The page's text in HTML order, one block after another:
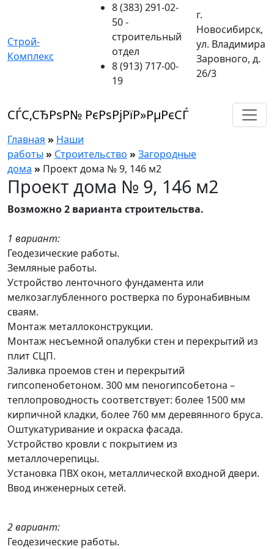
Строй-
Комплекс
8 (383) 291-02-
50-
строительный
отдел
8 (913) 717-00-
19
г.
Новосибирск,
ул. Владимира
Заровного, д.
26/3
СЃС‚СЂРѕР№ РєРѕРјРїР»РµРєСЃ
Главная » Наши
работы » Строительство » Загородные
дома » Проект дома № 9, 146 м2
Проект дома № 9, 146 м2
Возможно 2 варианта строительства.
1 вариант:
Геодезические работы.
Земляные работы.
Устройство ленточного фундамента или
мелкозаглубленного ростверка по буронабивным
сваям.
Монтаж металлоконструкции.
Монтаж несъемной опалубки стен и перекрытий из
плит СЦП.
Заливка проемов стен и перекрытий
гипсопенобетоном. 300 мм пеногипсобетона –
теплопроводность соответствует: более 1500 мм
кирпичной кладки, более 760 мм деревянного бруса.
Оштукатуривание и окраска фасада.
Устройство кровли с покрытием из
металлочерепицы.
Установка ПВХ окон, металлической входной двери.
Ввод инженерных сетей.
2 вариант:
Геодезические работы.